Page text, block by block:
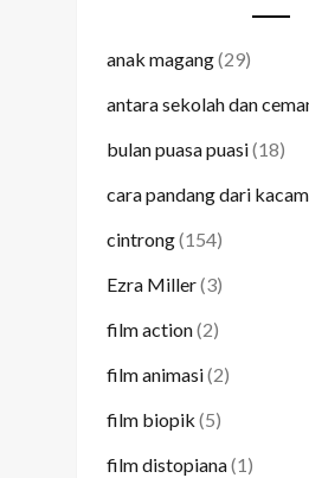
anak magang(29)
antara sekolah dan
bulan puasa puasi(18)
cara pandang dari
cintrong(154)
Ezra Miller(3)
film action(2)
film animasi(2)
film biopik (5)
film distopiana(1)